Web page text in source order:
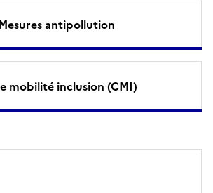
antipollution
mobilité inclusion (CMI)